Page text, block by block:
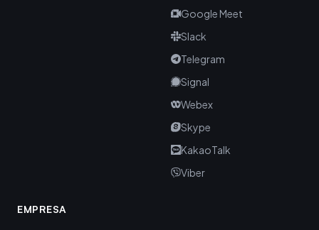
Google Meet
Slack
Telegram
Signal
Webex
Skype
KakaoTalk
Viber
EMPRESA